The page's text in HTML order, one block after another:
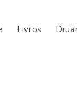
Livros